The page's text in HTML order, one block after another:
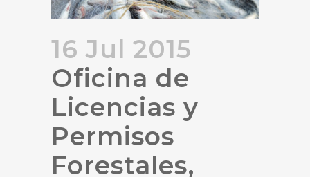
16 Jul 2015
Oficina de
Licencias y
Permisos
Forestales,